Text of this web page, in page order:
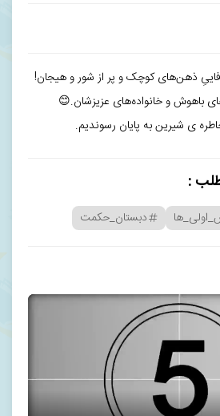
ذهن‌های کوچک و پر از شور و هیجان!
باهوش و خانواده‌های عزیزشان.😊
ی شیرین به پایان رسوندیم.
:
دبستان_حکمت